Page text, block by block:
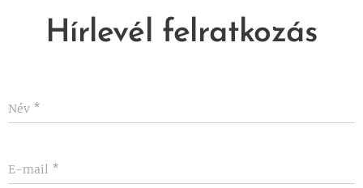
Hírlevél felratkozás
Név
E-mail